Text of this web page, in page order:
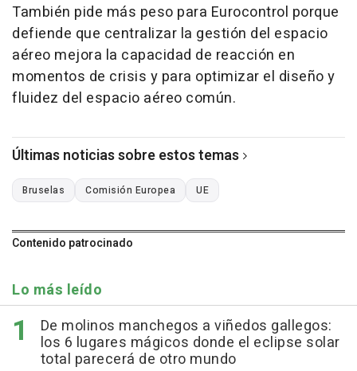
También pide más peso para Eurocontrol porque
defiende que centralizar la gestión del espacio
aéreo mejora la capacidad de reacción en
momentos de crisis y para optimizar el diseño y
fluidez del espacio aéreo común.
Últimas noticias sobre estos temas
Bruselas Comisión Europea UE
Contenido patrocinado
Lo más leído
De molinos manchegos a viñedos gallegos:
los 6 lugares mágicos donde el eclipse solar
total parecerá de otro mundo